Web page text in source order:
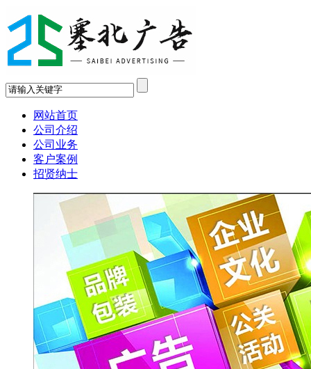
网站首页
公司介绍
公司业务
客户案例
招贤纳士